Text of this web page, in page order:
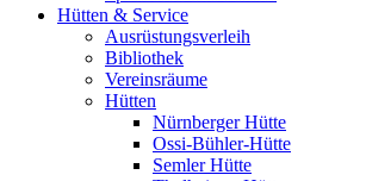
Hütten & Service
Ausrüstungsverleih
Bibliothek
Vereinsräume
Hütten
Nürnberger Hütte
Ossi-Bühler-Hütte
Semler Hütte